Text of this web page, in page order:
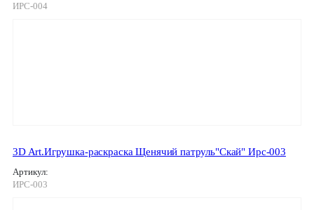
ИРС-004
3D Art.Игрушка-раскраска Щенячий патруль"Скай" Ирс-003
Артикул:
ИРС-003